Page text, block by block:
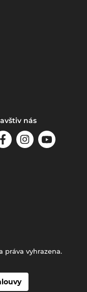
nás
práva vyhrazena.